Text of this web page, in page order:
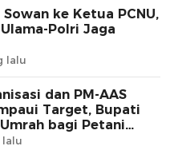
ke Ketua PCNU,
Polri Jaga
lalu
dan PM-AAS
Target, Bupati
bagi Petani
lalu